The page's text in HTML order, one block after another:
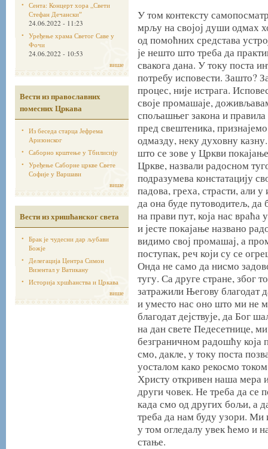
Сента: Концерт хора „Свети
Стефан Дечанскиˮ
24.06.2022 - 11:23
Уређење храма Светог Саве у
Фочи
24.06.2022 - 10:53
више
Вести из православних
помесних Цркава
Из беседа старца Јефрема
Аризонског
Саборно крштење у Тбилисију
Уређење Саборне цркве Свете
Софије у Варшави
више
Вести из хришћанског света
Брак је чудесни дар љубави
Божје
Делегација Центра Симон
Визентал у Ватикану
Историја хршћанства и Цркава
више
У том контексту
мрљу на својој души одмах
од помоћних средстава
је нешто што треба да
свакога дана. У току поста
потребу исповести. Зашто?
процес, није истрага.
своје промашаје,
спољашњег закона и
пред свештеника,
одмазду, неку духовну
што се зове у Цркви
Цркве, назвали радосном
подразумева констатацију
падова, греха, страсти, али
да она буде путоводитељ, да
на прави пут, која нас
и јесте покајање названо
видимо свој промашај, а
поступак, реч који су се
Онда не само да нисмо
тугу. Са друге стране, због
затражили Његову благодат
и уместо нас оно што ми не
благодат дејствује, да Бог
на дан свете Педесетнице,
безграничном радошћу која
смо, дакле, у току поста
уосталом како рекосмо
Христу откривен наша мера
други човек. Не треба да се
када смо од других бољи, а
треба да нам буду узори. Ми
у том огледалу увек ћемо и
стање.